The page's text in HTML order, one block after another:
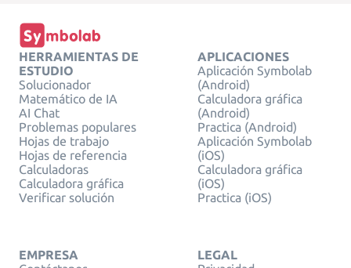
HERRAMIENTAS DE
ESTUDIO
Solucionador
Matemático de IA
AI Chat
Problemas populares
Hojas de trabajo
Hojas de referencia
Calculadoras
Calculadora gráfica
Verificar solución
APLICACIONES
Aplicación Symbolab
(Android)
Calculadora gráfica
(Android)
Practica (Android)
Aplicación Symbolab
(iOS)
Calculadora gráfica
(iOS)
Practica (iOS)
EMPRESA
LEGAL